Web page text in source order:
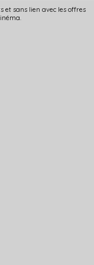
et sans lien avec les offres